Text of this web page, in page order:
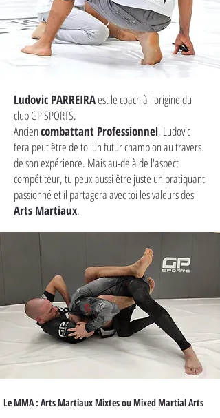
Ludovic PARREIRAest le coach à l'origine du
club GP SPORTS.
Anciencombattant Professionnel, Ludovic
fera peut être de toi un futur champion au travers
de son expérience. Mais au-delà de l'aspect
compétiteur, tu peux aussi être juste un pratiquant
passionné et il partagera avec toi les valeurs des
Arts Martiaux.
Le MMA : Arts Martiaux Mixtes ou Mixed Martial Arts